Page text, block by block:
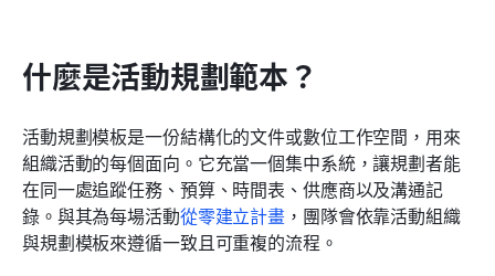
什麼是活動規劃範本？
活動規劃模板是一份結構化的文件或數位工作空間，用來
組織活動的每個面向。它充當一個集中系統，讓規劃者能
在同一處追蹤任務、預算、時間表、供應商以及溝通記
錄。與其為每場活動從零建立計畫 ，團隊會依靠活動組織
與規劃模板來遵循一致且可重複的流程。